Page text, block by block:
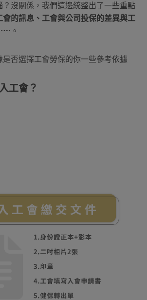
？沒關係，我們這邊統整出了一些重點
會的訊息、工會與公司投保的差異與工
。
是否選擇工會勞保的你一些參考依據
工會？